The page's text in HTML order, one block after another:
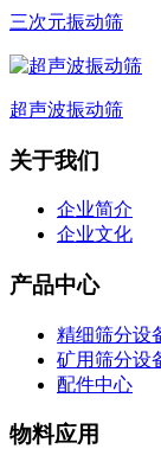
三次元振动筛
超声波振动筛
关于我们
企业简介
企业文化
产品中心
精细筛分设
矿用筛分设
配件中心
物料应用